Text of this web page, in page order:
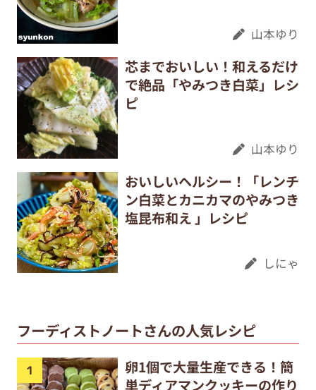
山本ゆり
芯までおいしい！和えるだけ
で絶品「やみつき白菜」レシ
ピ
山本ゆり
おいしいヘルシー！「レンチ
ン白菜とカニカマのやみつき
塩昆布和え 」レシピ
しにゃ
フーディストノートさんの人気レシピ
卵1個で大量生産できる！簡
単ディアマンクッキーの作り